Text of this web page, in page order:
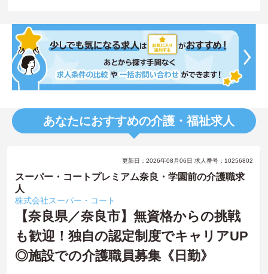
あなたにおすすめの介護・福祉求人
更新日：2026年08月06日 求人番号：10256802
スーパー・コートプレミアム奈良・学園前の介護職求
人
株式会社スーパー・コート
【奈良県／奈良市】無資格からの挑戦
も歓迎！独自の認定制度でキャリアUP
◎施設での介護職員募集《日勤》